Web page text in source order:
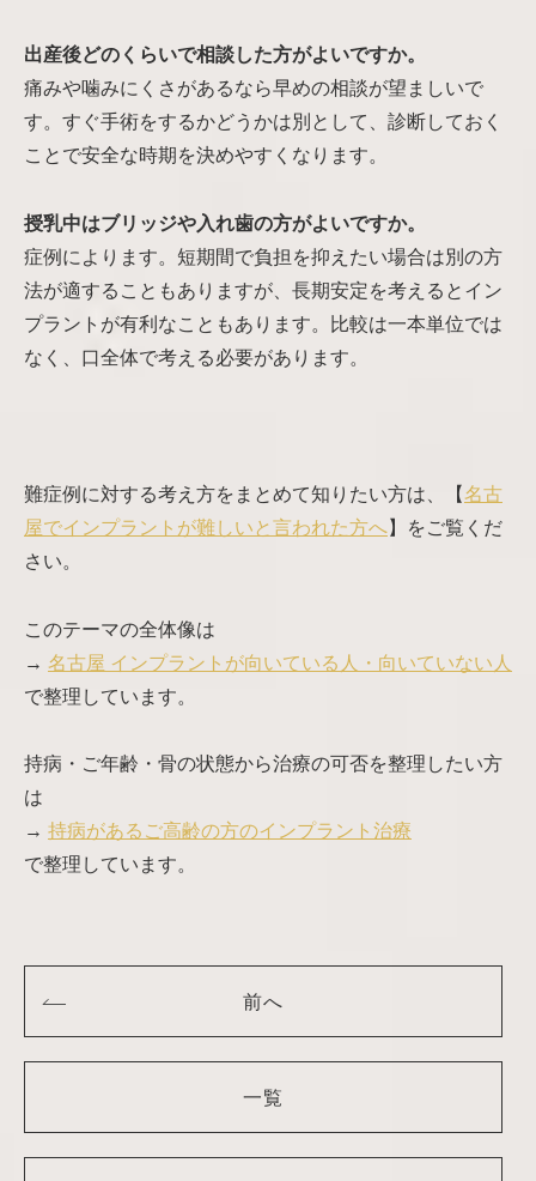
出産後どのくらいで相談した方がよいですか。
痛みや噛みにくさがあるなら早めの相談が望ましいで
す。すぐ手術をするかどうかは別として、診断しておく
ことで安全な時期を決めやすくなります。
授乳中はブリッジや入れ歯の方がよいですか。
症例によります。短期間で負担を抑えたい場合は別の方
法が適することもありますが、長期安定を考えるとイン
プラントが有利なこともあります。比較は一本単位では
なく、口全体で考える必要があります。
難症例に対する考え方をまとめて知りたい方は、【名古
屋でインプラントが難しいと言われた方へ】をご覧くだ
さい。
このテーマの全体像は
→ 名古屋 インプラントが向いている人・向いていない人
で整理しています。
持病・ご年齢・骨の状態から治療の可否を整理したい方
は
→ 持病があるご高齢の方のインプラント治療
で整理しています。
前へ
一覧